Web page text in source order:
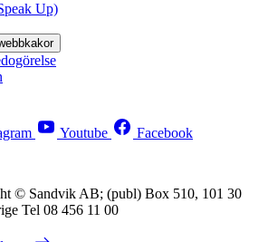
Up)
Youtube Facebook
© Sandvik AB; (publ) Box 510, 101 30
Tel 08 456 11 00